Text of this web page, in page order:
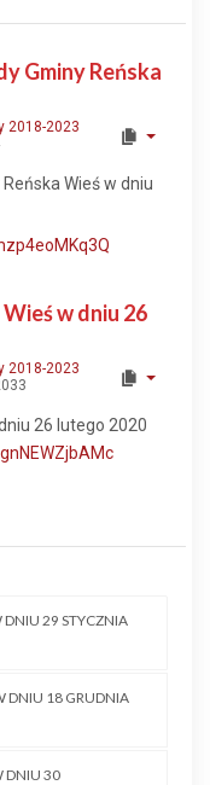
Gminy Reńska
2018-2023
Wieś w dniu
w dniu 26
2018-2023
26 lutego 2020
DNIU 29 STYCZNIA
DNIU 18 GRUDNIA
DNIU 30